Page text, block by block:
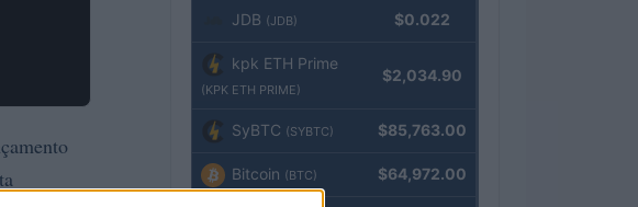
JDB (JDB) $0.022
kpk ETH Prime
(KPK ETH PRIME)
$2,034.90
SyBTC (SYBTC) $85,763.00
Bitcoin (BTC) $64,972.00